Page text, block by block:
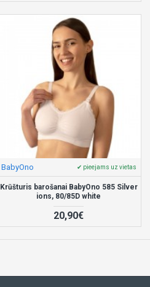
BabyOno ✔ pieejams uz vietas
Krūšturis barošanai BabyOno 585 Silver
ions, 80/85D white
20,90€